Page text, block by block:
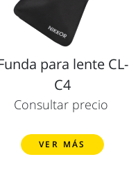
para lente CL-
C4
Consultar precio
VER MÁS